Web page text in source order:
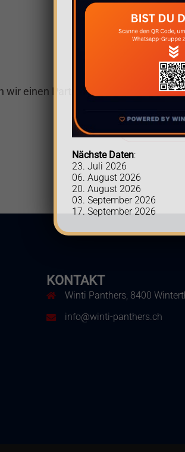
wir einen Partner in Sachen
KONTAKT
Winti Panthers, 8400
info@winti-panthers.ch
Nächste Daten:
23. Juli 2026
06. August 2026
20. August 2026
03. September 2026
17. September 2026